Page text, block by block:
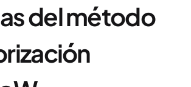
del método